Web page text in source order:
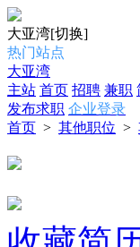
大亚湾[切换]
热门站点
大亚湾
主站 首页 招聘 兼职
发布求职 企业登录
首页 > 其他职位 >